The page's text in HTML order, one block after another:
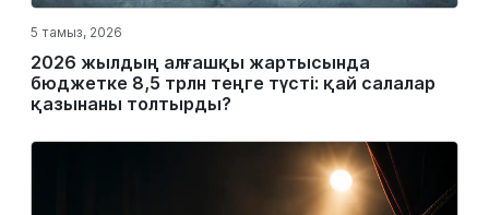
5 тамыз, 2026
2026 жылдың алғашқы жартысында
бюджетке 8,5 трлн теңге түсті: қай салалар
қазынаны толтырды?